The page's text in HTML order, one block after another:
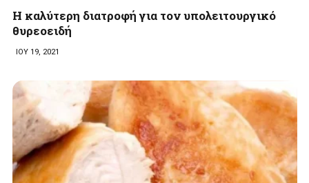
Η καλύτερη διατροφή για τον υπολειτουργικό
θυρεοειδή
ΙΟΥ 19, 2021